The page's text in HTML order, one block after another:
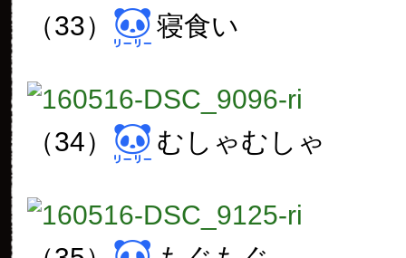
（33） 寝食い
（34） むしゃむしゃ